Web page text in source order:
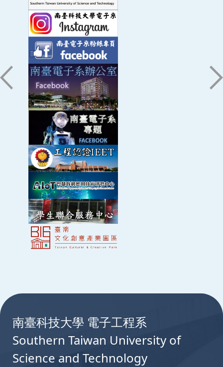
南臺科技大學 電子工程系
Southern Taiwan University of
Science and Technology